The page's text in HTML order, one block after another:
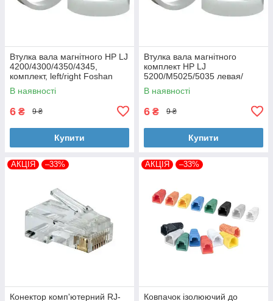
Втулка вала магнітного HP LJ
4200/4300/4350/4345,
комплект, left/right Foshan
(MAG-1338A-BSH-Foshan)
В наявності
6 ₴ 9 ₴
Купити
Втулка вала магнітного
комплект HP LJ
5200/M5025/5035 левая/
правая Foshan (MAG-7516A-
BSH-Foshan)
В наявності
6 ₴ 9 ₴
Купити
АКЦІЯ –33%
Конектор комп'ютерний RJ-
АКЦІЯ –33%
Ковпачок ізолюючий до